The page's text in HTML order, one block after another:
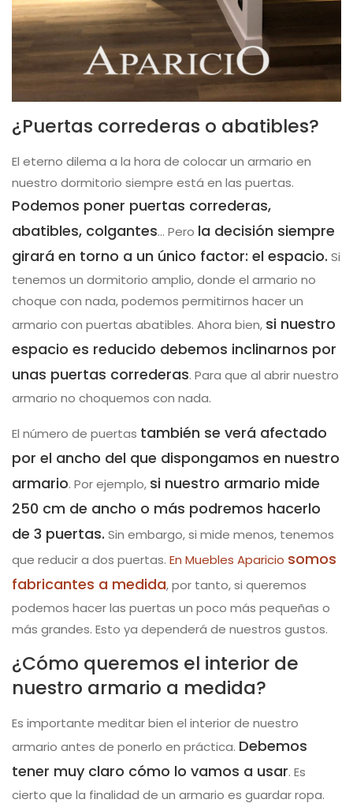
¿Puertas correderas o abatibles?
El eterno dilema a la hora de colocar un armario en
nuestro dormitorio siempre está en las puertas.
Podemos poner puertas correderas,
abatibles, colgantes… Pero la decisión siempre
girará en torno a un único factor: el espacio. Si
tenemos un dormitorio amplio, donde el armario no
choque con nada, podemos permitirnos hacer un
armario con puertas abatibles. Ahora bien, si nuestro
espacio es reducido debemos inclinarnos por
unas puertas correderas. Para que al abrir nuestro
armario no choquemos con nada.
El número de puertas también se verá afectado
por el ancho del que dispongamos en nuestro
armario. Por ejemplo, si nuestro armario mide
250 cm de ancho o más podremos hacerlo
de 3 puertas. Sin embargo, si mide menos, tenemos
que reducir a dos puertas. En Muebles Aparicio somos
fabricantes a medida, por tanto, si queremos
podemos hacer las puertas un poco más pequeñas o
más grandes. Esto ya dependerá de nuestros gustos.
¿Cómo queremos el interior de
nuestro armario a medida?
Es importante meditar bien el interior de nuestro
armario antes de ponerlo en práctica. Debemos
tener muy claro cómo lo vamos a usar. Es
cierto que la finalidad de un armario es guardar ropa.